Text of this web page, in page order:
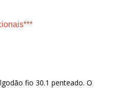
fio 30.1 penteado. O